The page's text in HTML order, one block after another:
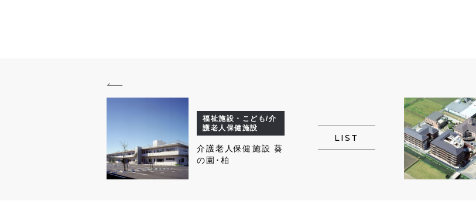
福祉施設・こども/介
護老人保健施設
介護老人保健施設 葵
の園･柏
LIST